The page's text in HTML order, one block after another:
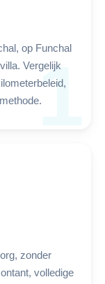
1
op Funchal
Vergelijk
zonder
volledige